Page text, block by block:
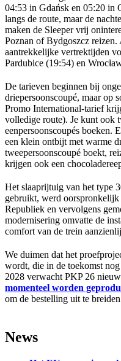
04:53 in Gdańsk en 05:20 in
langs de route, maar de
maken de Sleeper vrij
Poznan of Bydgoszcz reizen.
aantrekkelijke vertrektijden
Pardubice (19:54) en
De tarieven beginnen bij
driepersoonscoupé, maar op
Promo International-tarief
volledige route). Je kunt ook
eenpersoonscoupés boeken.
een klein ontbijt met warme
tweepersoonscoupé boekt,
krijgen ook een
Het slaaprijtuig van het type
gebruikt, werd
Republiek en vervolgens
modernisering omvatte de
comfort van de trein
We duimen dat het
wordt, die in de toekomst
2028 verwacht PKP 26
momenteel worden
om de bestelling uit te
News